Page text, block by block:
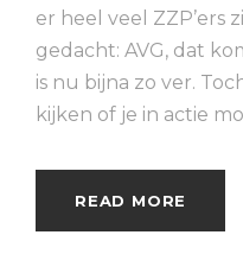
er heel veel ZZP’ers
gedacht: AVG, dat
is nu bijna zo ver.
kijken of je in actie
READ MORE